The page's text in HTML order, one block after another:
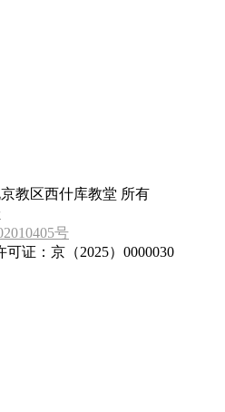
教区西什库教堂 所有
号
证：京（2025）0000030